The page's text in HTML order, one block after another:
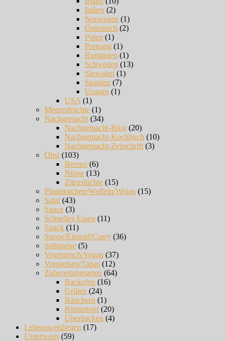
Italien (2)
Norwegen (1)
Österreich (2)
Polen (1)
Portugal (1)
Rumänien (1)
Schweden (13)
Slowakei (1)
Spanien (7)
Ungarn (1)
USA (1)
Meeresfrüchte (1)
Nachgemacht (34)
Nachgemacht-Blog (20)
Nachgemacht-Kochbuch (10)
Nachgemacht-Zeitschrift (3)
Obst (103)
Beeren (6)
Nüsse (13)
Zitrusfüchte (15)
Pfannkuchen/Waffeln/Wraps (15)
Salat (43)
Sauce (3)
Schnelles Essen (11)
Snack (11)
Suppe/Eintopf/Curry (36)
Süßspeise (5)
Vegetarisch/Vegan (37)
Vorspeisen/Tapas (12)
Zubereitungsarten (64)
Backofen (16)
Grillen (24)
Räuchern (1)
Römertopf(20)
Überbacken (4)
Lebensweisheiten (17)
Unterwegs (59)